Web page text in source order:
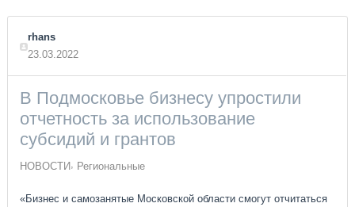
rhans
23.03.2022
В Подмосковье бизнесу упростили
отчетность за использование
субсидий и грантов
НОВОСТИ Региональные
«Бизнес и самозанятые Московской области смогут отчитаться